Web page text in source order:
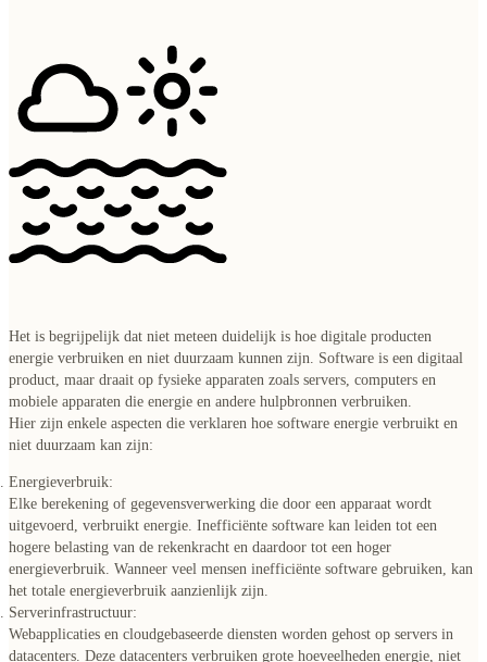
Het is begrijpelijk dat niet meteen duidelijk is hoe digitale producten
energie verbruiken en niet duurzaam kunnen zijn. Software is een digitaal
product, maar draait op fysieke apparaten zoals servers, computers en
mobiele apparaten die energie en andere hulpbronnen verbruiken.
Hier zijn enkele aspecten die verklaren hoe software energie verbruikt en
niet duurzaam kan zijn:
Energieverbruik:
Elke berekening of gegevensverwerking die door een apparaat wordt
uitgevoerd, verbruikt energie. Inefficiënte software kan leiden tot een
hogere belasting van de rekenkracht en daardoor tot een hoger
energieverbruik. Wanneer veel mensen inefficiënte software gebruiken, kan
het totale energieverbruik aanzienlijk zijn.
Serverinfrastructuur:
Webapplicaties en cloudgebaseerde diensten worden gehost op servers in
datacenters. Deze datacenters verbruiken grote hoeveelheden energie, niet